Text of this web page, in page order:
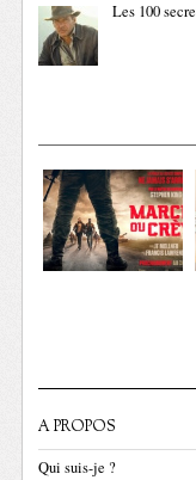
Les 100
A PROPOS
Qui suis-je ?